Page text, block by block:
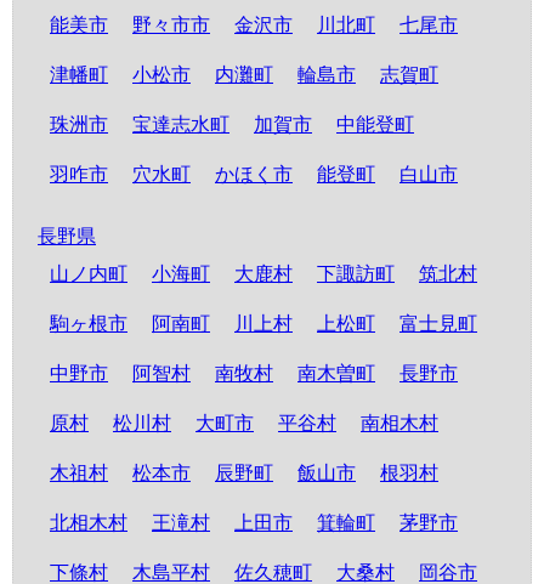
能美市
野々市市 金沢市 川北町 七尾市
津幡町 小松市 内灘町 輪島市 志賀町
珠洲市 宝達志水町 加賀市 中能登町
羽咋市 穴水町 かほく市 能登町 白山市
長野県
山ノ内町
小海町 大鹿村 下諏訪町 筑北村
駒ヶ根市 阿南町 川上村 上松町 富士見町
中野市 阿智村 南牧村 南木曽町 長野市
原村 松川村 大町市 平谷村 南相木村
木祖村 松本市 辰野町 飯山市 根羽村
北相木村 王滝村 上田市 箕輪町 茅野市
下條村 木島平村 佐久穂町 大桑村 岡谷市